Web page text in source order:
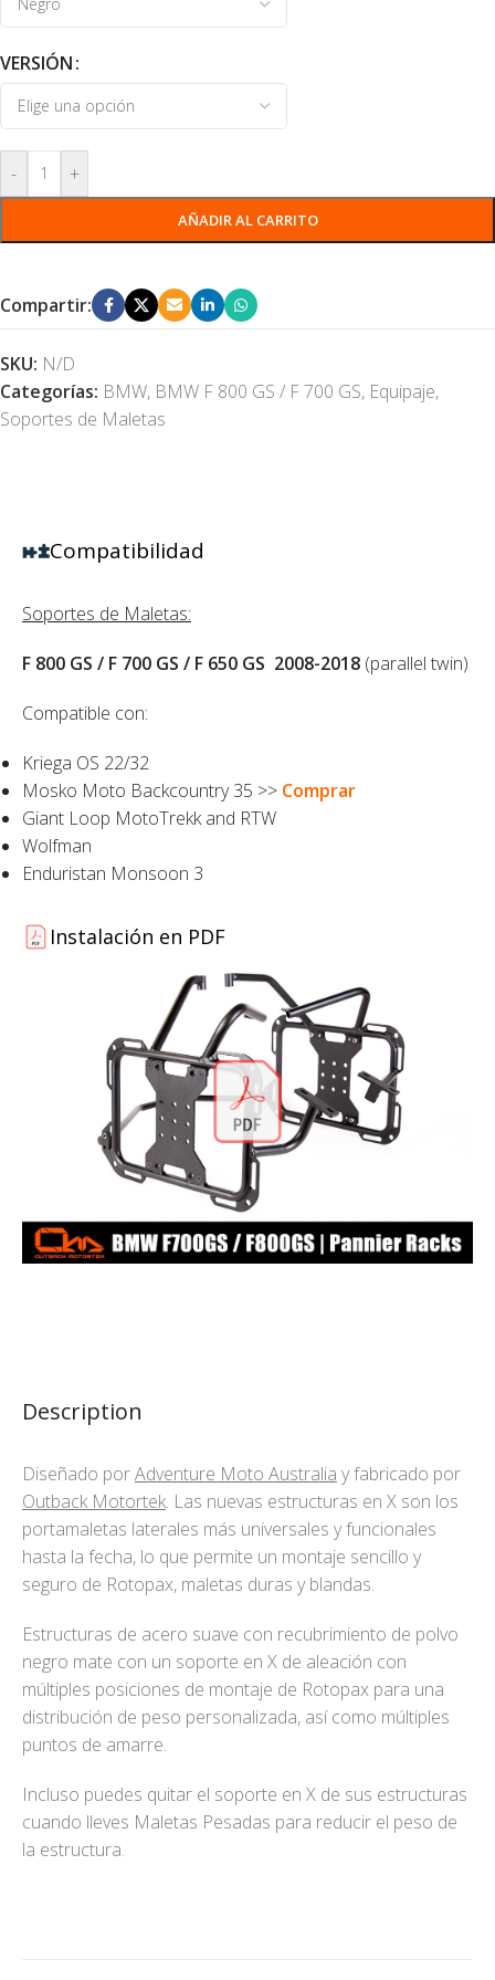
VERSIÓN
- +
AÑADIR AL CARRITO
Compartir:
SKU: N/D
Categorías: BMW, BMW F 800 GS / F 700 GS, Equipaje,
Soportes de Maletas
Description
Diseñado porAdventure Moto Australia y fabricado por
Outback Motortek. Las nuevas estructuras en X son los
portamaletas laterales más universales y funcionales
hasta la fecha, lo que permite un montaje sencillo y
seguro de Rotopax, maletas duras y blandas.
Estructuras de acero suave con recubrimiento de polvo
negro mate con un soporte en X de aleación con
múltiples posiciones de montaje de Rotopax para una
distribución de peso personalizada, así como múltiples
puntos de amarre.
Incluso puedes quitar el soporte en X de sus estructuras
cuando lleves Maletas Pesadas para reducir el peso de
la estructura.
Compatibilidad
Soportes de Maletas:
F 800 GS / F 700 GS / F 650 GS 2008-2018 (parallel twin)
Compatible con:
Kriega OS 22/32
Mosko Moto Backcountry 35 >> Comprar
Giant Loop MotoTrekk and RTW
Wolfman
Enduristan Monsoon 3
Instalación en PDF